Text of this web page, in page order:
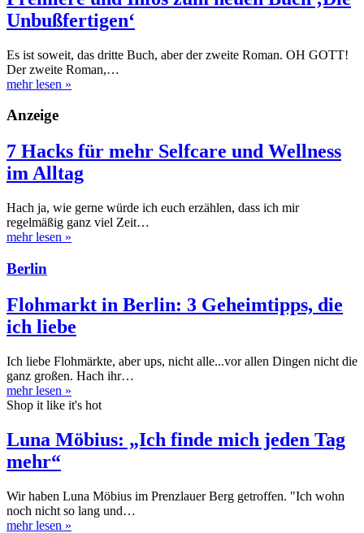
Unbußfertigen‘
Es ist soweit, das dritte Buch, aber der zweite Roman. OH GOTT!
Der zweite Roman,…
mehr lesen »
Anzeige
7 Hacks für mehr Selfcare und Wellness
im Alltag
Hach ja, wie gerne würde ich euch erzählen, dass ich mir
regelmäßig ganz viel Zeit…
mehr lesen »
Berlin
Flohmarkt in Berlin: 3 Geheimtipps, die
ich liebe
Ich liebe Flohmärkte, aber ups, nicht alle...vor allen Dingen nicht die
ganz großen. Hach ihr…
mehr lesen »
Shop it like it's hot
Luna Möbius: „Ich finde mich jeden Tag
mehr“
Wir haben Luna Möbius im Prenzlauer Berg getroffen. "Ich wohn
noch nicht so lang und…
mehr lesen »